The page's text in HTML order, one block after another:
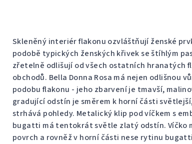
Skleněný interiér flakonu ozvláštňují ženské
podobě typických ženských křivek se štíhlým
zřetelně odlišují od všech ostatních hranatých
obchodů. Bella Donna Rosa má nejen odlišnou
podobu flakonu - jeho zbarvení je tmavší,
gradující odstín je směrem k horní části
strhává pohledy. Metalický klip pod víčkem s
bugatti má tentokrát světle zlatý odstín. Víčko
povrch a rovněž v horní části nese rytinu